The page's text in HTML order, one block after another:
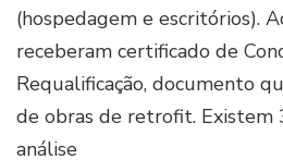
(hospedagem e escritórios).
receberam certificado de
Requalificação, documento
de obras de retrofit. Existem
análise